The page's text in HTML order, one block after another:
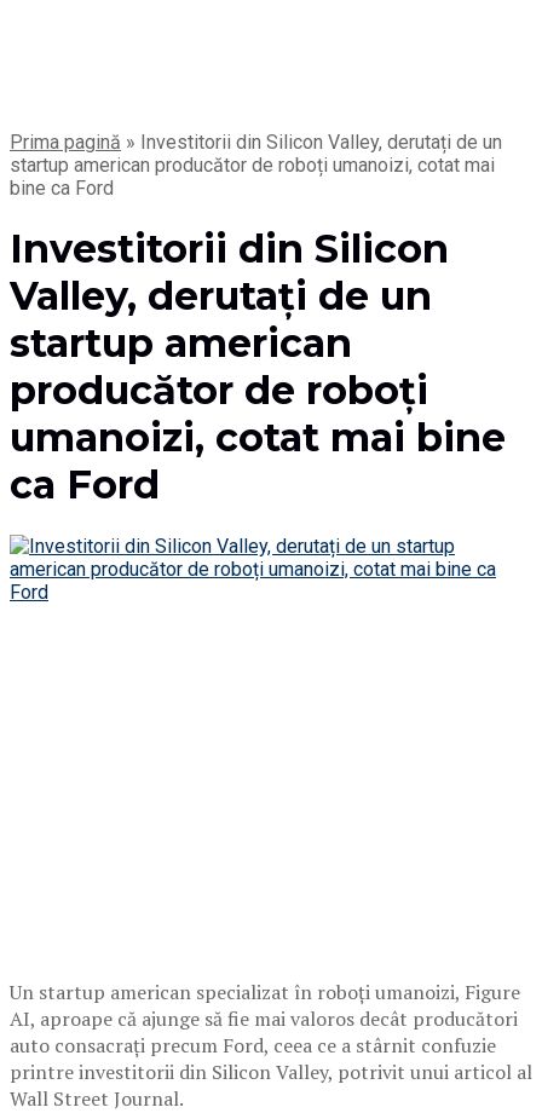
Prima pagină » Investitorii din Silicon Valley, derutați de un
startup american producător de roboți umanoizi, cotat mai
bine ca Ford
Investitorii din Silicon
Valley, derutați de un
startup american
producător de roboți
umanoizi, cotat mai bine
ca Ford
Un startup american specializat în roboți umanoizi, Figure
AI, aproape că ajunge să fie mai valoros decât producători
auto consacrați precum Ford, ceea ce a stârnit confuzie
printre investitorii din Silicon Valley, potrivit unui articol al
Wall Street Journal.